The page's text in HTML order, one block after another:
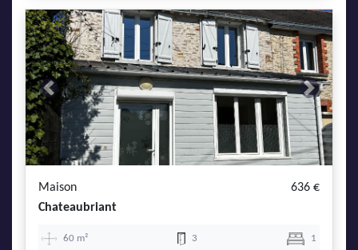
Previous Next
Maison
636 €
Chateaubriant
60 m² 3 1